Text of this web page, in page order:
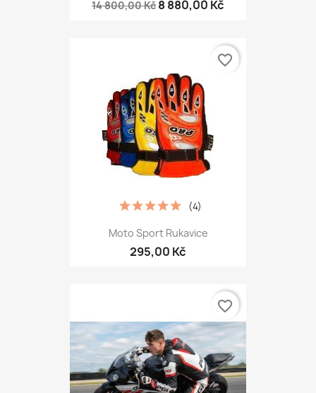
14 800,00 Kč 8 880,00 Kč
Moto Sport Rukavice
295,00 Kč
(4)
favorite_border
favorite_border